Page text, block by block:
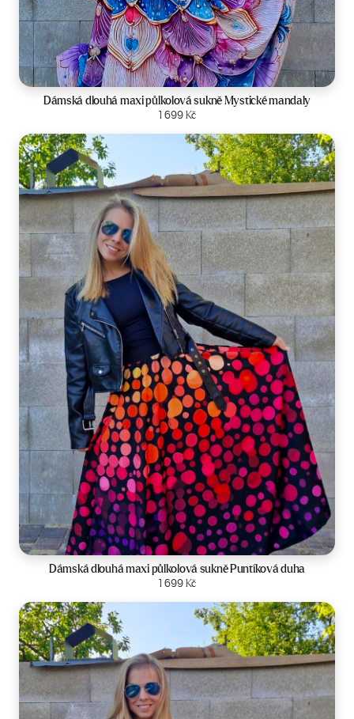
Velikost:34-42
Dámská dlouhá maxi půlkolová sukně Mystické mandaly
1 699Kč
Zobrazit produkt
Velikost: 34-42
Dámská dlouhá maxi půlkolová sukně Puntíková duha
1 699Kč
Zobrazit produkt